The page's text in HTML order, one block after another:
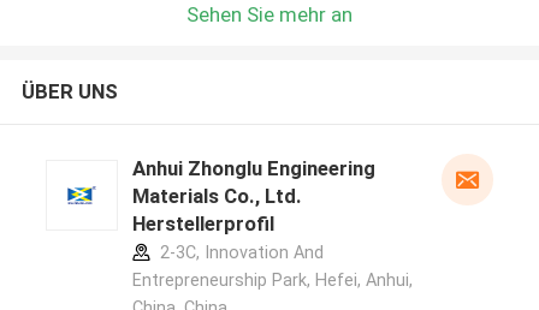
Sehen Sie mehr an
ÜBER UNS
Anhui Zhonglu Engineering
Materials Co., Ltd.
Herstellerprofil
2-3C, Innovation And
Entrepreneurship Park, Hefei, Anhui,